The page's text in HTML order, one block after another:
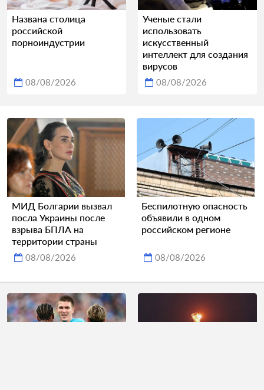
Названа столица
российской
порноиндустрии
08/08/2026
Ученые стали
использовать
искусственный
интеллект для создания
вирусов
08/08/2026
МИД Болгарии вызвал
посла Украины после
взрыва БПЛА на
территории страны
08/08/2026
Беспилотную опасность
объявили в одном
российском регионе
08/08/2026